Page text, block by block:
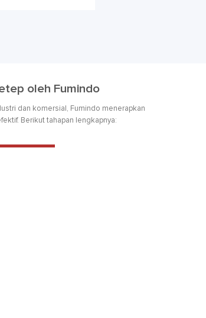
oleh Fumindo
dan komersial, Fumindo menerapkan
Berikut tahapan lengkapnya: